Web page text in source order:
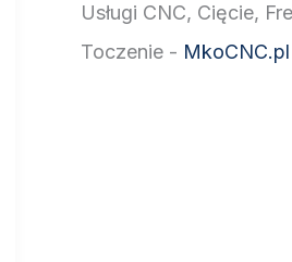
Usługi CNC, Cięcie,
Toczenie - MkoCNC.pl